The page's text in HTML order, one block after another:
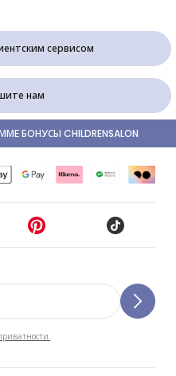
сервисом
нам
БОНУСЫ CHILDRENSALON